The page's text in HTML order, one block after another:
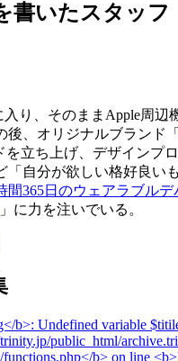
書いたスタッフ
り、そのままApple周辺
後、オリジナルブランド「
を立ち上げ、デザインプ
「自分が欲しい格好良い
間365日のウェアラブルデ
」に力を注いでいる。